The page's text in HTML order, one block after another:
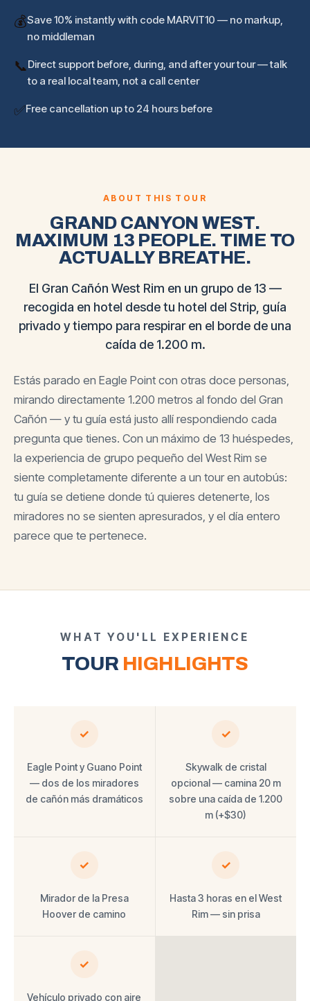
💰Save 10% instantly with code MARVIT10 — no markup,
no middleman
📞Direct support before, during, and after your tour — talk
to a real local team, not a call center
✅Free cancellation up to 24 hours before
ABOUT THIS TOUR
GRAND CANYON WEST.
MAXIMUM 13 PEOPLE. TIME TO
ACTUALLY BREATHE.
El Gran Cañón West Rim en un grupo de 13 —
recogida en hotel desde tu hotel del Strip, guía
privado y tiempo para respirar en el borde de una
caída de 1.200 m.
Estás parado en Eagle Point con otras doce personas,
mirando directamente 1.200 metros al fondo del Gran
Cañón — y tu guía está justo allí respondiendo cada
pregunta que tienes. Con un máximo de 13 huéspedes,
la experiencia de grupo pequeño del West Rim se
siente completamente diferente a un tour en autobús:
tu guía se detiene donde tú quieres detenerte, los
miradores no se sienten apresurados, y el día entero
parece que te pertenece.
WHAT YOU'LL EXPERIENCE
TOUR HIGHLIGHTS
✓
Eagle Point y Guano Point
— dos de los miradores
de cañón más dramáticos
✓
Skywalk de cristal
opcional — camina 20 m
sobre una caída de 1.200
m (+$30)
✓
Mirador de la Presa
Hoover de camino
✓
Hasta 3 horas en el West
Rim — sin prisa
✓
Vehículo privado con aire